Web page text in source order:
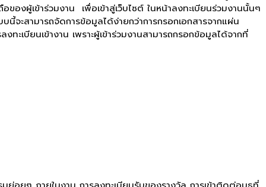
งผู้เข้าร่วมงาน เพื่อเข้าสู่เว็บไซต์ ในหน้าลงทะเบียนร่วมงานนั้นๆ
ะสามารถจัดการข้อมูลได้ง่ายกว่าการกรอกเอกสารจากแผ่น
เบียนเข้างาน เพราะผู้เข้าร่วมงานสามารถกรอกข้อมูลได้จากที่